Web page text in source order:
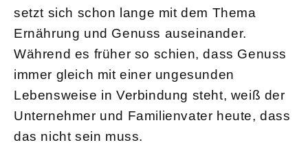
setzt sich schon lange mit dem Thema
Ernährung und Genuss auseinander.
Während es früher so schien, dass Genuss
immer gleich mit einer ungesunden
Lebensweise in Verbindung steht, weiß der
Unternehmer und Familienvater heute, dass
das nicht sein muss.